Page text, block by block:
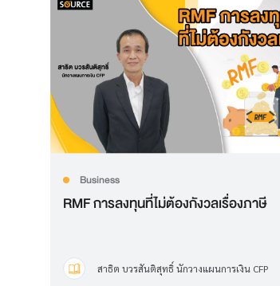
Business
RMF การลงทุนที่ไม่ต้องกังวลเรื่องภาษี
สาธิต บวรสันติสุทธิ์ นักวางแผนการเงิน CFP